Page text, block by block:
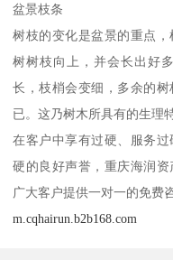
盆景枝条
树枝的变化是盆景的重点
树树枝向上，并会长出好
长，枝梢会变细，多余的
已。这乃树木所具有的生理
在客户中享有过硬、服务
硬的良好声誉，重庆海润
广大客户提供一对一的免费
m.cqhairun.b2b168.com